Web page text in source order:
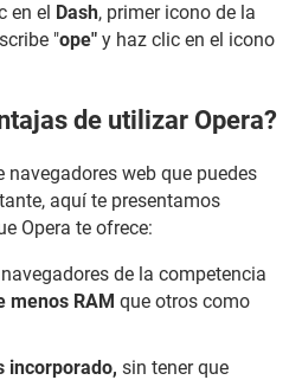
en el Dash, primer icono de la
"ope" y haz clic en el icono
de utilizar Opera?
navegadores web que puedes
aquí te presentamos
Opera te ofrece:
de la competencia
menos RAM que otros como
incorporado, sin tener que